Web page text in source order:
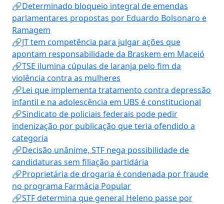
🔗Determinado bloqueio integral de emendas
parlamentares propostas por Eduardo Bolsonaro e
Ramagem
🔗JT tem competência para julgar ações que
apontam responsabilidade da Braskem em Maceió
🔗TSE ilumina cúpulas de laranja pelo fim da
violência contra as mulheres
🔗Lei que implementa tratamento contra depressão
infantil e na adolescência em UBS é constitucional
🔗Sindicato de policiais federais pode pedir
indenização por publicação que teria ofendido a
categoria
🔗Decisão unânime, STF nega possibilidade de
candidaturas sem filiação partidária
🔗Proprietária de drogaria é condenada por fraude
no programa Farmácia Popular
🔗STF determina que general Heleno passe por